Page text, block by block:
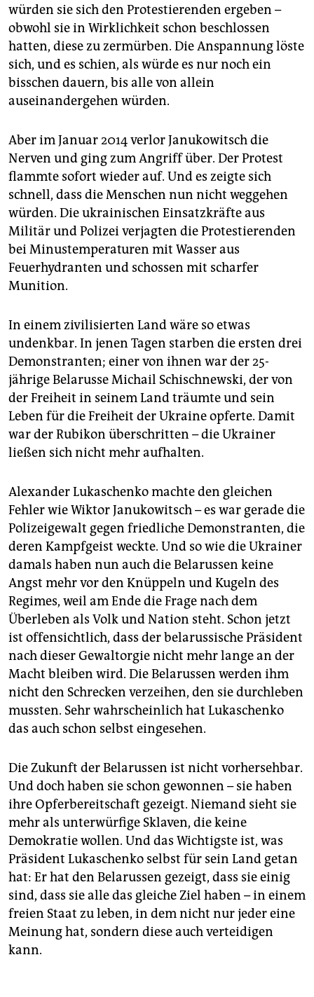
würden sie sich den Protestierenden ergeben –
obwohl sie in Wirklichkeit schon beschlossen
hatten, diese zu zermürben. Die Anspannung löste
sich, und es schien, als würde es nur noch ein
bisschen dauern, bis alle von allein
auseinandergehen würden.
Aber im Januar 2014 verlor Janukowitsch die
Nerven und ging zum Angriff über. Der Protest
flammte sofort wieder auf. Und es zeigte sich
schnell, dass die Menschen nun nicht weggehen
würden. Die ukrainischen Einsatzkräfte aus
Militär und Polizei verjagten die Protestierenden
bei Minustemperaturen mit Wasser aus
Feuerhydranten und schossen mit scharfer
Munition.
In einem zivilisierten Land wäre so etwas
undenkbar. In jenen Tagen starben die ersten drei
Demons­tran­ten; einer von ihnen war der 25-
jährige Belarusse Michail Schischnewski, der von
der Freiheit in seinem Land träumte und sein
Leben für die Freiheit der Ukraine opferte. Damit
war der Rubikon überschritten – die Ukrainer
ließen sich nicht mehr aufhalten.
Alexander Lukaschenko machte den gleichen
Fehler wie Wiktor Janukowitsch – es war gerade die
Polizeigewalt gegen friedliche Demonstranten, die
deren Kampfgeist weckte. Und so wie die Ukrainer
damals haben nun auch die Belarussen keine
Angst mehr vor den Knüppeln und Kugeln des
Regimes, weil am Ende die Frage nach dem
Überleben als Volk und Nation steht. Schon jetzt
ist offensichtlich, dass der belarussische Präsident
nach dieser Gewaltorgie nicht mehr lange an der
Macht bleiben wird. Die Belarussen werden ihm
nicht den Schrecken verzeihen, den sie durchleben
mussten. Sehr wahrscheinlich hat Lukaschenko
das auch schon selbst eingesehen.
Die Zukunft der Belarussen ist nicht vorhersehbar.
Und doch haben sie schon gewonnen – sie haben
ihre Opferbereitschaft gezeigt. Niemand sieht sie
mehr als unterwürfige Sklaven, die keine
Demokratie wollen. Und das Wichtigste ist, was
Präsident Lukaschenko selbst für sein Land getan
hat: Er hat den Belarussen gezeigt, dass sie einig
sind, dass sie alle das gleiche Ziel haben – in einem
freien Staat zu leben, in dem nicht nur jeder eine
Meinung hat, sondern diese auch verteidigen
kann.